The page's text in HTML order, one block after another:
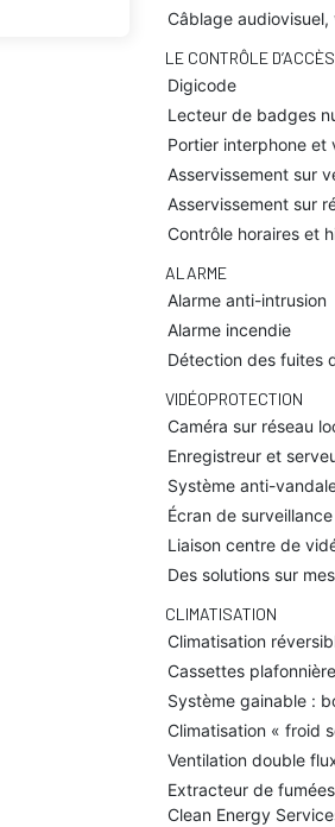
Câblage
LE CONTRÔLE D’ACCÈS
Digicode
Lecteur de badges
Portier interphone et
Asservissement sur
Asservissement sur
Contrôle horaires et
ALARME
Alarme anti-intrusion
Alarme incendie
Détection des fuites
VIDÉOPROTECTION
Caméra sur réseau
Enregistreur et
Système anti-
Écran de surveillance
Liaison centre de
Des solutions sur
CLIMATISATION
Climatisation
Cassettes
Système gainable :
Climatisation « froid
Ventilation double
Extracteur de fumées
Clean Energy